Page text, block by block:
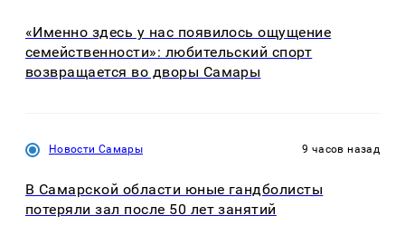
«Именно здесь у нас появилось ощущение
семейственности»: любительский спорт
возвращается во дворы Самары
Новости Самары 9 часов назад
В Самарской области юные гандболисты
потеряли зал после 50 лет занятий